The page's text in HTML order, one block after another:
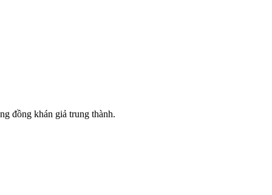
đồng khán giả trung thành.